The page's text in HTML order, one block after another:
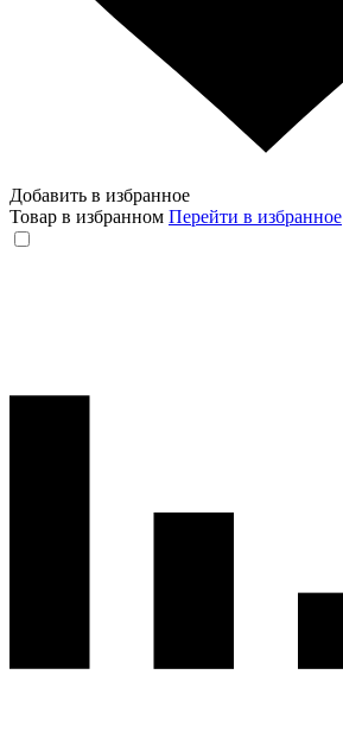
Добавить в избранное
Товар в избранном Перейти в избранное